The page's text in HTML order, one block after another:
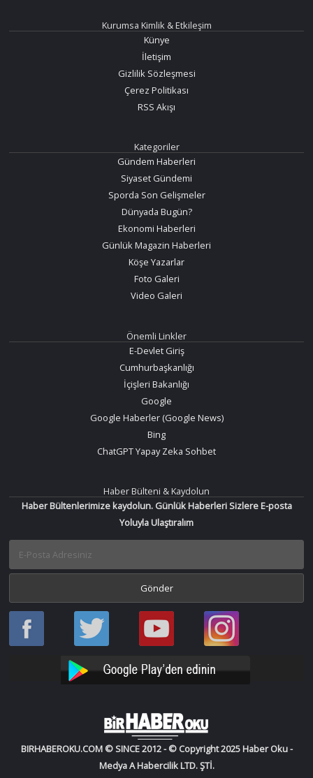
Kurumsa Kimlik & Etkileşim
Künye
İletişim
Gizlilik Sözleşmesi
Çerez Politikası
RSS Akışı
Kategoriler
Gündem Haberleri
Siyaset Gündemi
Sporda Son Gelişmeler
Dünyada Bugün?
Ekonomi Haberleri
Günlük Magazin Haberleri
Köşe Yazarlar
Foto Galeri
Video Galeri
Önemli Linkler
E-Devlet Giriş
Cumhurbaşkanlığı
İçişleri Bakanlığı
Google
Google Haberler (Google News)
Bing
ChatGPT Yapay Zeka Sohbet
Haber Bülteni & Kaydolun
Haber Bültenlerimize kaydolun. Günlük Haberleri Sizlere E-posta
Yoluyla Ulaştıralım
Haber
Oku
Haber
Oku
Bir
Haber
YouTube
Bir
Haber
Instagram
BIRHABEROKU.COM © SINCE 2012 - © Copyright 2025 Haber Oku -
Medya A Habercilik LTD. ŞTİ.